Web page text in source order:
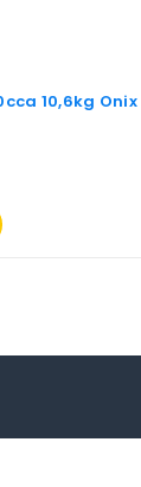
10,6kg Onix